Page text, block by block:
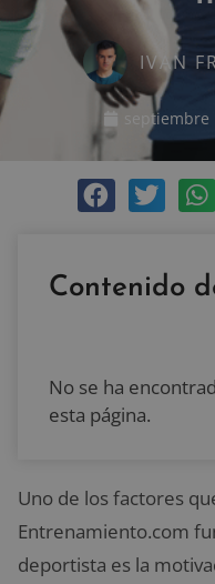
IVAN
Contenido
No se ha
esta página.
Uno de los factores
Entrenamiento.com
deportista es la